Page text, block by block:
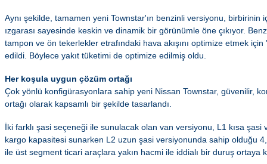
Aynı şekilde, tamamen yeni Townstar'ın benzinli versiyonu, birbirinin
ızgarası sayesinde keskin ve dinamik bir görünümle öne çıkıyor.
tampon ve ön tekerlekler etrafındaki hava akışını optimize etmek
edildi. Böylece yakıt tüketimi de optimize edilmiş oldu.
Her koşula uygun çözüm ortağı
Çok yönlü konfigürasyonlara sahip yeni Nissan Townstar, güvenilir,
ortağı olarak kapsamlı bir şekilde tasarlandı.
İki farklı şasi seçeneği ile sunulacak olan van versiyonu, L1 kısa şasi
kargo kapasitesi sunarken L2 uzun şasi versiyonunda sahip olduğu
ile üst segment ticari araçlara yakın hacmi ile iddialı bir duruş ortaya